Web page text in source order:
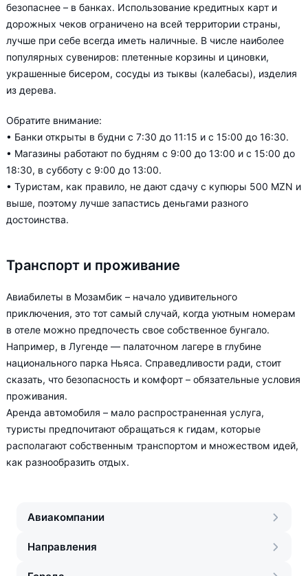
безопаснее – в банках. Использование кредитных карт и
дорожных чеков ограничено на всей территории страны,
лучше при себе всегда иметь наличные. В числе наиболее
популярных сувениров: плетенные корзины и циновки,
украшенные бисером, сосуды из тыквы (калебасы), изделия
из дерева.
Обратите внимание:
• Банки открыты в будни с 7:30 до 11:15 и с 15:00 до 16:30.
• Магазины работают по будням с 9:00 до 13:00 и с 15:00 до
18:30, в субботу с 9:00 до 13:00.
• Туристам, как правило, не дают сдачу с купюры 500 MZN и
выше, поэтому лучше запастись деньгами разного
достоинства.
Транспорт и проживание
Авиабилеты в Мозамбик – начало удивительного
приключения, это тот самый случай, когда уютным номерам
в отеле можно предпочесть свое собственное бунгало.
Например, в Лугенде — палаточном лагере в глубине
национального парка Ньяса. Справедливости ради, стоит
сказать, что безопасность и комфорт – обязательные условия
проживания.
Аренда автомобиля – мало распространенная услуга,
туристы предпочитают обращаться к гидам, которые
располагают собственным транспортом и множеством идей,
как разнообразить отдых.
Авиакомпании
Направления